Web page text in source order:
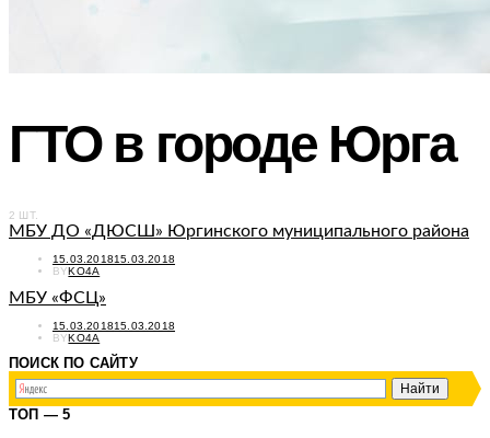
ГТО в городе Юрга
2 ШТ.
МБУ ДО «ДЮСШ» Юргинского муниципального района
POSTED
ON
15.03.201815.03.2018
BYKO4A
МБУ «ФСЦ»
POSTED
ON
15.03.201815.03.2018
BYKO4A
ПОИСК ПО САЙТУ
ТОП — 5